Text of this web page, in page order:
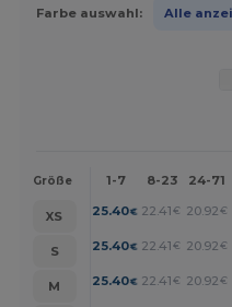
Farbe auswahl: Alle
Größe 1-7 8-23 24-71
XS 25.40€ 22.41 € 20.92€
S
25.40€ 22.41 € 20.92€
M
25.40€ 22.41 € 20.92€